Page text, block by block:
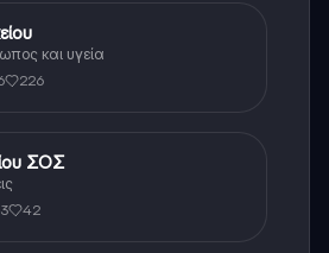
και υγεία
226
ΣΟΣ
42